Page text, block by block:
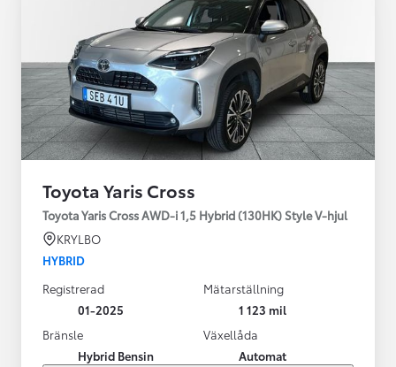
Toyota Yaris Cross
Toyota Yaris Cross AWD-i 1,5 Hybrid (130HK) Style V-hjul
KRYLBO
HYBRID
Registrerad
01-2025
Mätarställning
1 123 mil
Bränsle
Hybrid Bensin
Växellåda
Automat